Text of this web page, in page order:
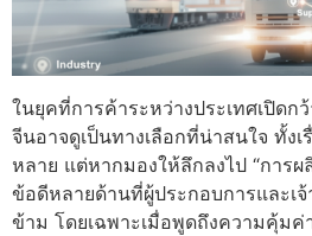
ในยุคที่การค้าระหว่างประเทศเปิดก
จีนอาจดูเป็นทางเลือกที่น่าสนใจ ทั้ง
หลาย แต่หากมองให้ลึกลงไป “การ
ข้อดีหลายด้านที่ผู้ประกอบการและเ
ข้าม โดยเฉพาะเมื่อพูดถึงความคุ้มค่